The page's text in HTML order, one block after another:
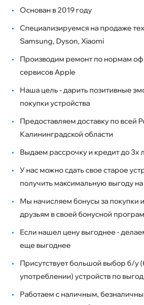
•
Основан в 2019 году
•
Специализируемся на продаже
Samsung, Dyson, Xiaomi
•
Производим ремонт по нормам
сервисов Apple
•
Наша цель - дарить позитивные
покупки устройства
•
Предоставляем доставку по всей
Калининградской области
•
Выдаем рассрочку и кредит до 3х
•
У нас можно сдать свое старое
получить максимальную выгоду
•
Мы начисляем бонусы за покупки
друзьям в своей бонусной
•
Если нашел цену выгоднее -
еще выгоднее
•
Присутствует большой выбор б/у
употреблении) устройств по
•
Работаем с наличным,